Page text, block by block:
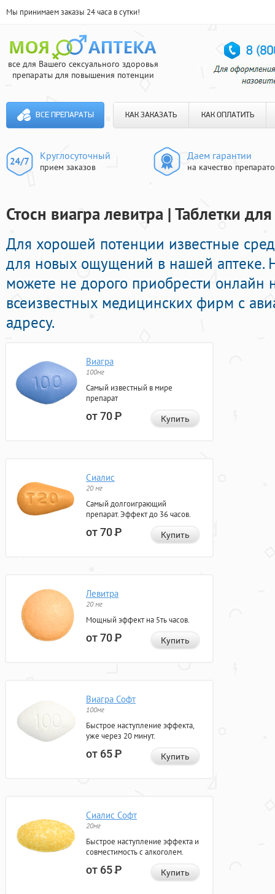
Мы принимаем заказы 24 часа в сутки!
все для Вашего сексуального здоровья
препараты для повышения потенции
ВСЕ ПРЕПАРАТЫ КАК ЗАКАЗАТЬ КАК ОПЛАТИТЬ
Круглосуточный
прием заказов
Даем гарантии
на качество
Стосн виагра левитра | Таблетки
Для хорошей потенции известные
для новых ощущений в нашей аптеке.
можете не дорого приобрести
всеизвестных медицинских фирм с
адресу.
Виагра
100мг
Самый известный в мире
препарат
от 70Р Купить
Сиалис
20 мг
Самый долгоиграющий
препарат. Эффект до 36 часов.
от 70Р Купить
Левитра
20 мг
Мощный эффект на 5ть часов.
от 70Р Купить
Виагра Софт
100мг
Быстрое наступление эффекта,
уже через 20 минут.
от 65Р Купить
Сиалис Софт
20мг
Быстрое наступление эффекта и
совместимость с алкоголем.
от 65Р Купить